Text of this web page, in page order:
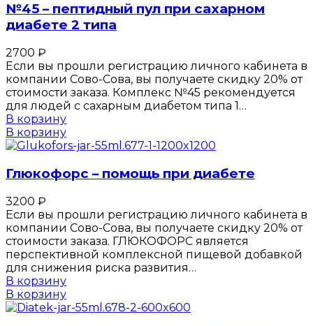
№45 – пептидный пул при сахарном
диабете 2 типа
2700 ₽
Если вы прошли регистрацию личного кабинета в
компании Сово-Сова, вы получаете скидку 20% от
стоимости заказа. Комплекс №45 рекомендуется
для людей с сахарным диабетом типа 1…
В корзину
В корзину
Глюкофорс – помощь при диабете
3200 ₽
Если вы прошли регистрацию личного кабинета в
компании Сово-Сова, вы получаете скидку 20% от
стоимости заказа. ГЛЮКОФОРС является
перспективной комплексной пищевой добавкой
для снижения риска развития…
В корзину
В корзину